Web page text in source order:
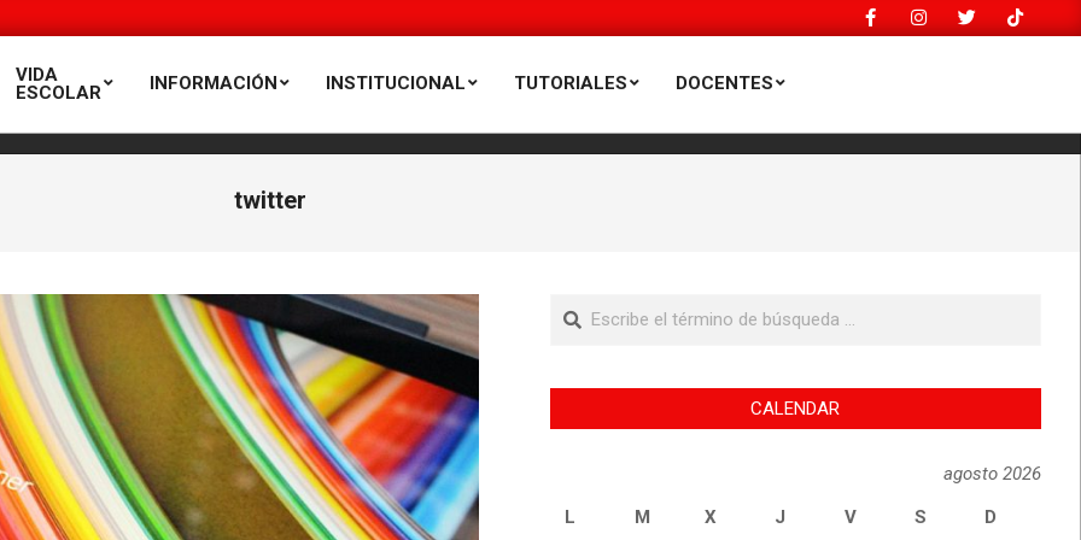
VIDA
ESCOLAR
INFORMACIÓN INSTITUCIONAL TUTORIALES DOCENTES
twitter
Buscar
CALENDAR
agosto 2026
L
M X J V S D